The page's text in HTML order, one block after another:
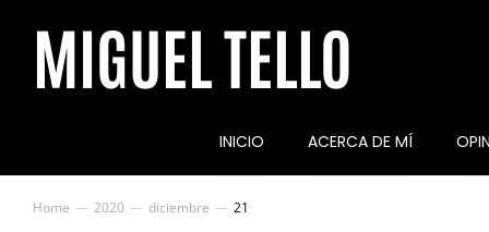
MIGUEL TELLO
INICIO ACERCA DE MÍ
You are here:
Home 2020 diciembre 21